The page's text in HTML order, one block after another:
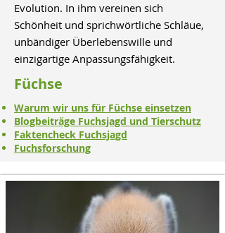
Evolution. In ihm vereinen sich
Schönheit und sprichwörtliche Schläue,
unbändiger Überlebenswille und
einzigartige Anpassungsfähigkeit.
Füchse
Warum wir uns für Füchse einsetzen
Blogbeiträge Fuchsjagd und Tierschutz
Faktencheck Fuchsjagd
Fuchsforschung